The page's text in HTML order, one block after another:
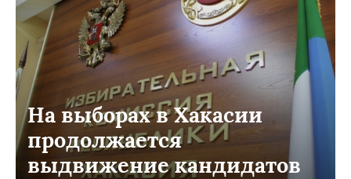
На выборах в Хакасии
продолжается
выдвижение кандидатов